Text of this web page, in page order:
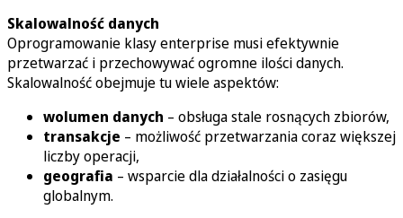
Skalowalność danych
Oprogramowanie klasy enterprise musi efektywnie
przetwarzać i przechowywać ogromne ilości danych.
Skalowalność obejmuje tu wiele aspektów:
wolumen danych – obsługa stale rosnących zbiorów,
transakcje – możliwość przetwarzania coraz większej
liczby operacji,
geografia – wsparcie dla działalności o zasięgu
globalnym.